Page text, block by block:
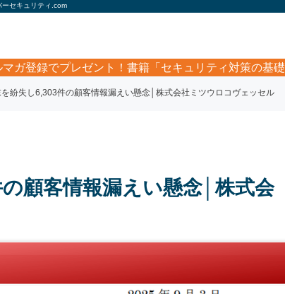
セキュリティ.com
マガ登録でプレゼント！書籍「セキュリティ対策の基
紛失し6,303件の顧客情報漏えい懸念│株式会社ミツウロコヴェッセル
顧客情報漏えい懸念│株式会